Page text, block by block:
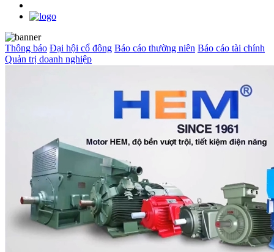
Thông báo Đại hội cổ đông Báo cáo thường niên Báo cáo tài chính
Quản trị doanh nghiệp